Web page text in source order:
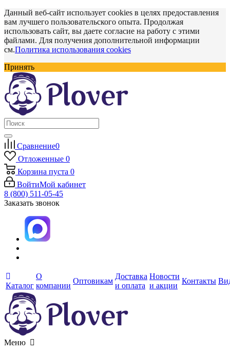
Данный веб-сайт использует cookies в целях предоставления
вам лучшего пользовательского опыта. Продолжая
использовать сайт, вы даете согласие на работу с этими
файлами. Для получения дополнительной информации
см.Политика использования cookies
Принять
Сравнение0
Отложенные 0
Корзина пуста 0
ВойтиМой кабинет
8 (800) 511-05-45
Заказать звонок
Каталог
О
компании
Оптовикам
Доставка
и оплата
Новости
и акции
Контакты
Меню